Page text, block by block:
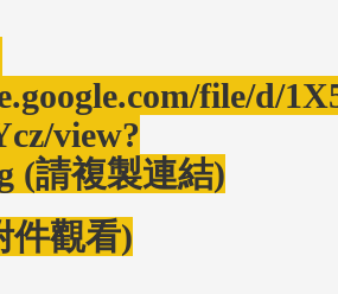
file/d/
view?
(請複製連結)
件觀看)